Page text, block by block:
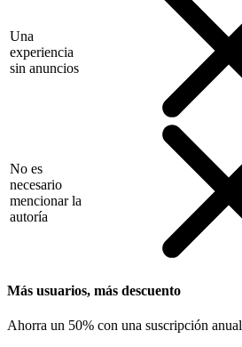
Una
experiencia
sin anuncios
No es
necesario
mencionar la
autoría
Más usuarios, más descuento
Ahorra un 50% con una suscripción anual